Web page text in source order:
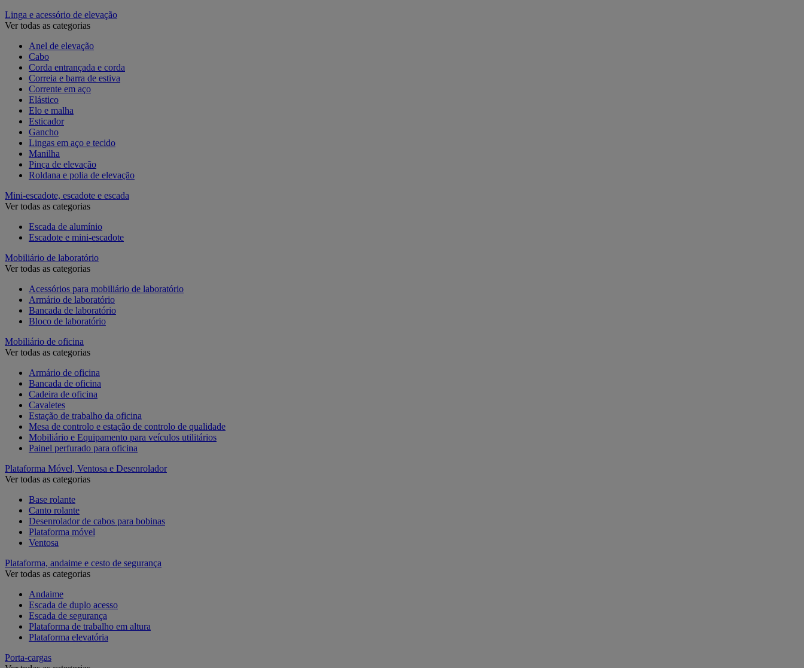
Linga e acessório de elevação
Ver todas as categorias
Anel de elevação
Cabo
Corda entrançada e corda
Correia e barra de estiva
Corrente em aço
Elástico
Elo e malha
Esticador
Gancho
Lingas em aço e tecido
Manilha
Pinça de elevação
Roldana e polia de elevação
Mini-escadote, escadote e escada
Ver todas as categorias
Escada de alumínio
Escadote e mini-escadote
Mobiliário de laboratório
Ver todas as categorias
Acessórios para mobiliário de laboratório
Armário de laboratório
Bancada de laboratório
Bloco de laboratório
Mobiliário de oficina
Ver todas as categorias
Armário de oficina
Bancada de oficina
Cadeira de oficina
Cavaletes
Estação de trabalho da oficina
Mesa de controlo e estação de controlo de qualidade
Mobiliário e Equipamento para veículos utilitários
Painel perfurado para oficina
Plataforma Móvel, Ventosa e Desenrolador
Ver todas as categorias
Base rolante
Canto rolante
Desenrolador de cabos para bobinas
Plataforma móvel
Ventosa
Plataforma, andaime e cesto de segurança
Ver todas as categorias
Andaime
Escada de duplo acesso
Escada de segurança
Plataforma de trabalho em altura
Plataforma elevatória
Porta-cargas